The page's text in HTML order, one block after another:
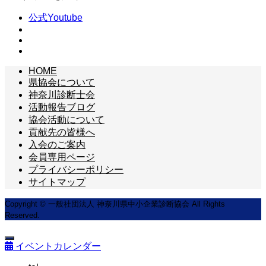
公式Youtube
HOME
県協会について
神奈川診断士会
活動報告ブログ
協会活動について
貢献先の皆様へ
入会のご案内
会員専用ページ
プライバシーポリシー
サイトマップ
Copyright © 一般社団法人 神奈川県中小企業診断協会 All Rights
Reserved.
イベントカレンダー